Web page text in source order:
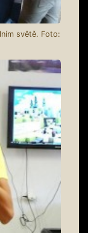
světě. Foto: